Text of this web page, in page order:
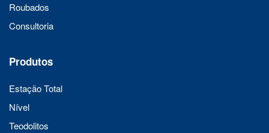
Roubados
Consultoria
Produtos
Estação Total
Nível
Teodolitos